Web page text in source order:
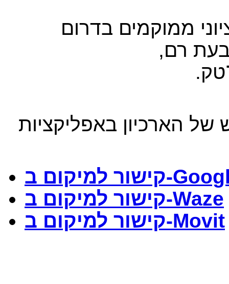
ממוקמים בדרום
רם,
של הארכיון באפליקציות
קישור למיקום ב-
קישור למיקום ב-Waze
קישור למיקום ב-Movit